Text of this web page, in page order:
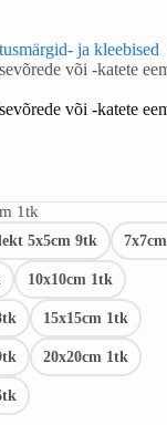
ja kleebised
või -katete
või -katete
1tk
5x5cm 9tk
10x10cm 1tk
15x15cm 1tk
20x20cm 1tk